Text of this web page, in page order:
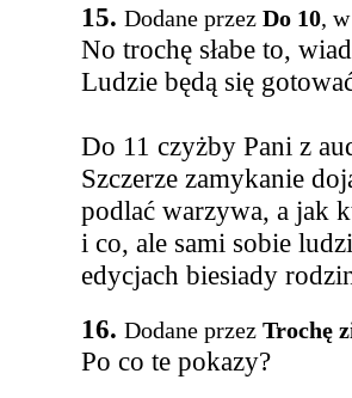
15. Dodane przez Do 10,
No trochę słabe to,
Ludzie będą się
Do 11 czyżby Pani z
Szczerze zamykanie
podlać warzywa, a jak
i co, ale sami sobie
edycjach biesiady
16. Dodane przez Trochę
Po co te pokazy?